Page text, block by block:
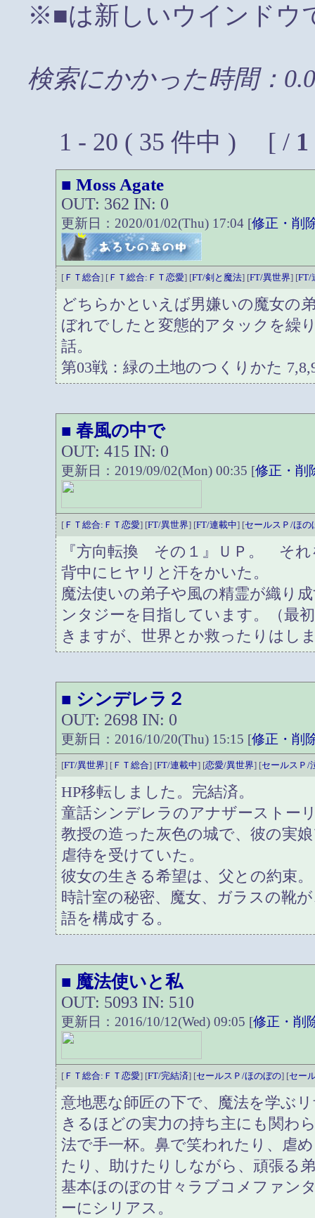
※■は新しいウインドウ
検索にかかった時間：
1 - 20 ( 35 件中 ) [ / 1
■ Moss Agate
OUT: 362 IN: 0
更新日：2020/01/02(Thu) 17:04 [修正・削
[ ＦＴ総合] [ ＦＴ総合:ＦＴ恋愛] [FT/剣と魔法] [FT/異世界] [FT/
どちらかといえば男嫌いの魔女の
ぼれでしたと変態的アタックを繰
話。
第03戦：緑の土地のつくりかた
■ 春風の中で
OUT: 415 IN: 0
更新日：2019/09/02(Mon) 00:35 [修正・削
[ ＦＴ総合:ＦＴ恋愛] [FT/異世界] [FT/連載中] [セールスＰ/ほの
『方向転換 その１』ＵＰ。 それ
背中にヒヤリと汗をかいた。
魔法使いの弟子や風の精霊が織り
ンタジーを目指しています。（最
きますが、世界とか救ったりはし
■ シンデレラ２
OUT: 2698 IN: 0
更新日：2016/10/20(Thu) 15:15 [修正・削
[FT/異世界] [ ＦＴ総合] [FT/連載中] [恋愛/異世界] [セールスＰ/
HP移転しました。完結済。
童話シンデレラのアナザーストー
教授の造った灰色の城で、彼の実
虐待を受けていた。
彼女の生きる希望は、父との約束。
時計室の秘密、魔女、ガラスの靴
語を構成する。
■ 魔法使いと私
OUT: 5093 IN: 510
更新日：2016/10/12(Wed) 09:05 [修正・削
[ ＦＴ総合:ＦＴ恋愛] [FT/完結済] [セールスＰ/ほのぼの] [セー
意地悪な師匠の下で、魔法を学ぶ
きるほどの実力の持ち主にも関わ
法で手一杯。鼻で笑われたり、虐
たり、助けたりしながら、頑張る
基本ほのぼの甘々ラブコメファン
ーにシリアス。